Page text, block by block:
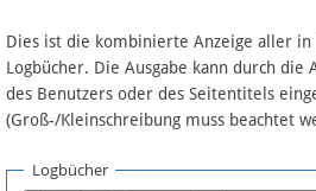
Artikel nach Kategorien
FAQ
Dies ist die kombinierte Anzeige aller
Logbücher. Die Ausgabe kann durch die
des Benutzers oder des Seitentitels
(Groß-/Kleinschreibung muss beachtet
Logbücher